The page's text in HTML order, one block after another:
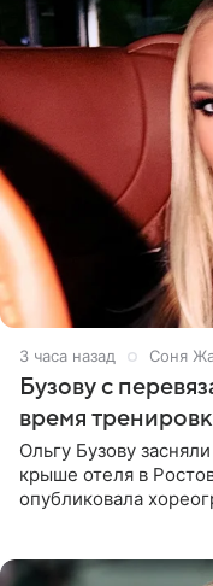
3 часа назад Соня
Бузову с
время
Ольгу Бузову
крыше отеля в
опубликовала